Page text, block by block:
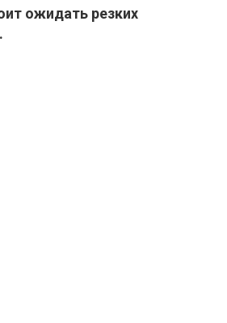
ожидать резких